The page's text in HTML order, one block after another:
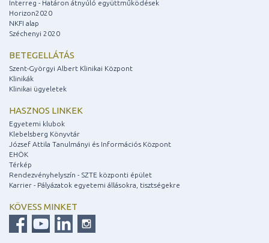
Interreg - Határon átnyúló együttműködések
Horizon2020
NKFI alap
Széchenyi 2020
BETEGELLÁTÁS
Szent-Györgyi Albert Klinikai Központ
Klinikák
Klinikai ügyeletek
HASZNOS LINKEK
Egyetemi klubok
Klebelsberg Könyvtár
József Attila Tanulmányi és Információs Központ
EHÖK
Térkép
Rendezvényhelyszín - SZTE központi épület
Karrier - Pályázatok egyetemi állásokra, tisztségekre
KÖVESS MINKET